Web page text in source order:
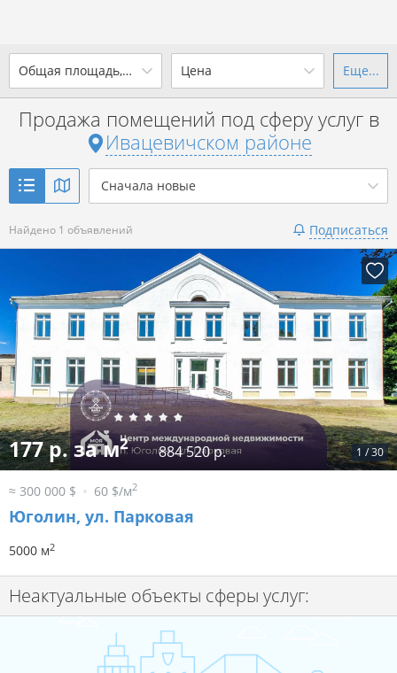
Общая площадь, м
от до
Показать 1 объявление
Цена
от до
р. за м
Показать 1 объявление
Еще...
Продажа помещений под сферу услуг в
Ивацевичском районе
Сначала новые
Найдено 1 объявлений Подписаться
1 /30
177 р. за м2 884 520 р.
≈ 300 000 $ 60 $/м2
Юголин, ул. Парковая
5000 м2
Неактуальные объекты сферы услуг:
Ваш город -district
Ивацевичский район
Да Выбрать город